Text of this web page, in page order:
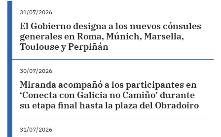
31/07/2026
El Gobierno designa a los nuevos cónsules
generales en Roma, Múnich, Marsella,
Toulouse y Perpiñán
30/07/2026
Miranda acompañó a los participantes en
‘Conecta con Galicia no Camiño’ durante
su etapa final hasta la plaza del Obradoiro
31/07/2026